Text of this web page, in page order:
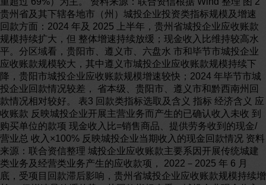
贵州省及其下辖各地市（州）城投企业投资类指标规模及增速
回款方面：2024 年及 2025 上半年，贵州省城投企业应收账款
规模持续扩大，但 整体增速持续放缓；现金收入比维持较高水
平。分区域看，贵阳市、遵义市、六盘水 市和毕节市城投企业
应收账款规模较大，其中遵义市城投企业应收账款规模持续下
降，贵阳市城投企业应收账款规模增速较快；2024 年毕节市城
投企业回款情况较差， 省本级、贵阳市、遵义市和黔西南州回
款情况相对较好。 表3 回款类指标选取及含义 指标 经济含义 应
收账款 反映城投企业开展主营业务而产生的已确认收入未收 到
购买单位的款项 现金收入比=销售商品、提供劳务收到的现金/
营业总 收入×100% 反映城投企业当期收入的现金回款情况 资料
来源：联合资信整理 城投企业应收账款主要系因开展传统城建
类业务及经营类业务产生的应收款项， 2022－2025 年 6 月
底，受项目回款滞后影响，贵州省城投企业应收账款规模持续增